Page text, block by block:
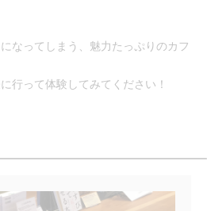
なってしまう、魅力たっぷりのカフ
行って体験してみてください！